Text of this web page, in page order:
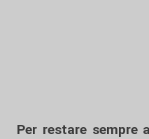
Per restare sempre